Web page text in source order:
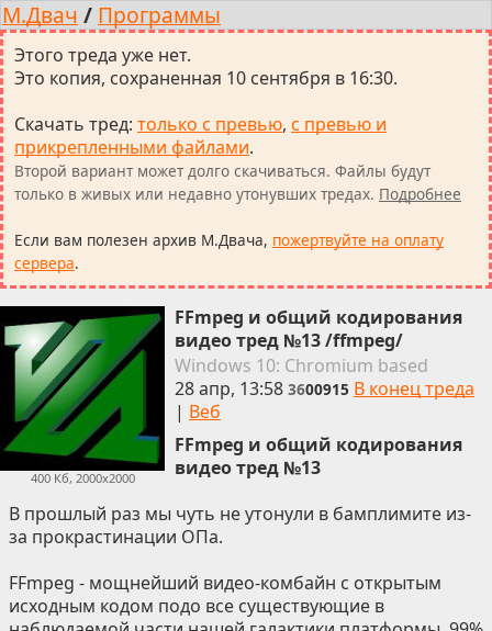
М.Двач / Программы
Этого треда уже нет.
Это копия, сохраненная 10 сентября в 16:30.
Скачать тред: только с превью, с превью и
прикрепленными файлами.
Второй вариант может долго скачиваться. Файлы будут
только в живых или недавно утонувших тредах. Подробнее
Если вам полезен архив М.Двача, пожертвуйте на оплату
сервера.
400 Кб, 2000x2000
FFmpeg и общий кодирования
видео тред №13 /ffmpeg/
Windows 10: Chromium based
28 апр, 13:58 3600915 В конец треда
| Веб
FFmpeg и общий кодирования
видео тред №13
В прошлый раз мы чуть не утонули в бамплимите из-
за прокрастинации ОПа.
FFmpeg - мощнейший видео-комбайн с открытым
исходным кодом подо все существующие в